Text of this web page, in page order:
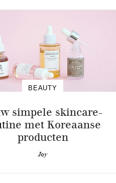
BEAUTY
simpele skincare-
met Koreaanse
producten
Joy